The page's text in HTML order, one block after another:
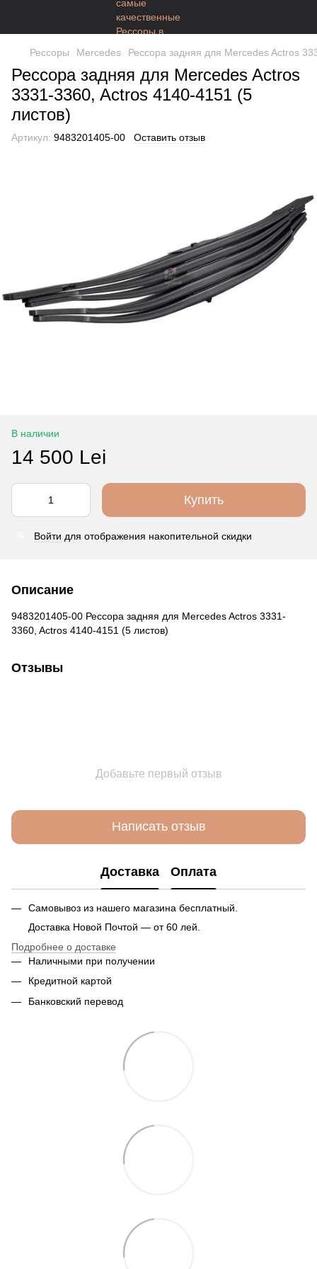
Рессоры Mercedes Рессора задняя для Mercedes Actros
Рессора задняя для Mercedes Actros
3331-3360, Actros 4140-4151 (5
листов)
Артикул: 9483201405-00 Оставить отзыв
В наличии
14 500 Lei
Купить
Войти для отображения накопительной скидки
Описание
9483201405-00 Рессора задняя для Mercedes Actros 3331-
3360, Actros 4140-4151 (5 листов)
Отзывы
Добавьте первый отзыв
Написать отзыв
Доставка Оплата
Самовывоз из нашего магазина бесплатный.
Доставка Новой Почтой — от 60 лей.
Подробнее о доставке
Наличными при получении
Кредитной картой
Банковский перевод